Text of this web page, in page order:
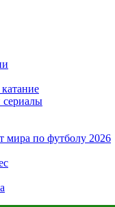
мира по футболу 2026